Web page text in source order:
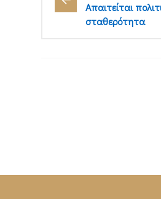
Απαιτείται
σταθερότητα